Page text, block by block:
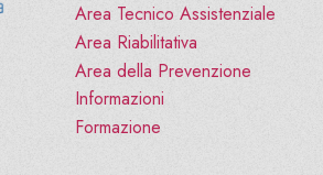
Area Tecnico Assistenziale
Area Riabilitativa
Area della Prevenzione
Informazioni
Formazione